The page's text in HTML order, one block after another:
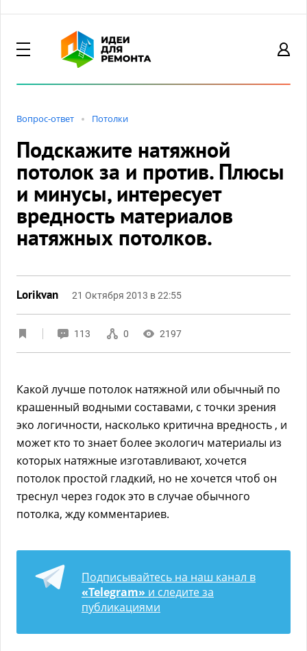
Вопрос-ответ Потолки
Подскажите натяжной
потолок за и против. Плюсы
и минусы, интересует
вредность материалов
натяжных потолков.
Lorikvan 21 Октября 2013 в 22:55
113 0 2197
Какой лучше потолок натяжной или обычный по
крашенный водными составами, с точки зрения
эко логичности, насколько критична вредность , и
может кто то знает более экологич материалы из
которых натяжные изготавливают, хочется
потолок простой гладкий, но не хочется чтоб он
треснул через годок это в случае обычного
потолка, жду комментариев.
Подписывайтесь на наш канал в
«Telegram» и следите за
публикациями